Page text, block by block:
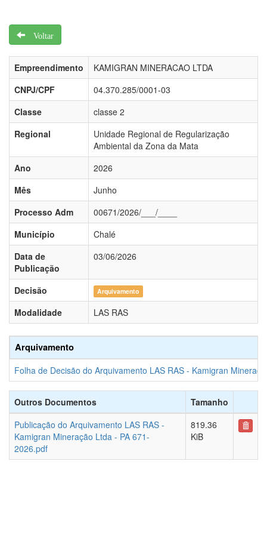
Voltar
Empreendimento
KAMIGRAN MINERACAO LTDA
CNPJ/CPF
04.370.285/0001-03
Classe
classe 2
Regional
Unidade Regional de Regularização
Ambiental da Zona da Mata
Ano
2026
Mês
Junho
Processo Adm
00671/2026/___/____
Município
Chalé
Data de
Publicação
03/06/2026
Decisão Arquivamento
Modalidade LAS RAS
Arquivamento
Folha de Decisão do Arquivamento LAS RAS - Kamigran
Outros Documentos
Tamanho
Publicação do Arquivamento LAS RAS -
Kamigran Mineração Ltda - PA 671-
2026.pdf
819.36
KiB